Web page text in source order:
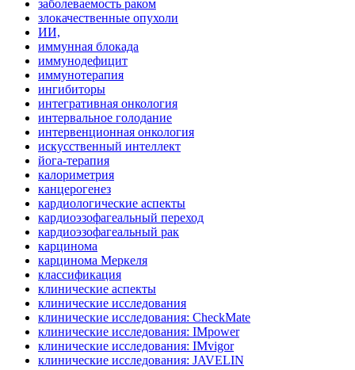
заболеваемость раком
злокачественные опухоли
ИИ,
иммунная блокада
иммунодефицит
иммунотерапия
ингибиторы
интегративная онкология
интервальное голодание
интервенционная онкология
искусственный интеллект
йога-терапия
калориметрия
канцерогенез
кардиологические аспекты
кардиоэзофагеальный переход
кардиоэзофагеальный рак
карцинома
карцинома Меркеля
классификация
клинические аспекты
клинические исследования
клинические исследования: CheckMate
клинические исследования: IMpower
клинические исследования: IMvigor
клинические исследования: JAVELIN